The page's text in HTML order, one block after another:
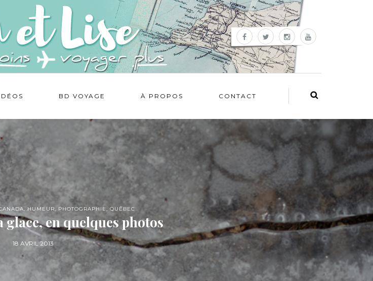
BD VOYAGE À PROPOS CONTACT
,HUMEUR, PHOTOGRAPHIE,QUÉBEC
glace, en quelques photos
18 AVRIL 2013